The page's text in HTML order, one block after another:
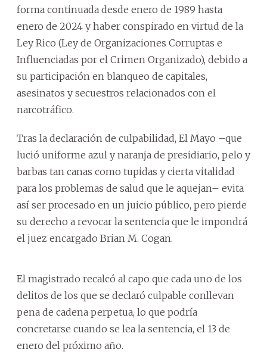
forma continuada desde enero de 1989 hasta
enero de 2024 y haber conspirado en virtud de la
Ley Rico (Ley de Organizaciones Corruptas e
Influenciadas por el Crimen Organizado), debido a
su participación en blanqueo de capitales,
asesinatos y secuestros relacionados con el
narcotráfico.
Tras la declaración de culpabilidad, El Mayo –que
lució uniforme azul y naranja de presidiario, pelo y
barbas tan canas como tupidas y cierta vitalidad
para los problemas de salud que le aquejan– evita
así ser procesado en un juicio público, pero pierde
su derecho a revocar la sentencia que le impondrá
el juez encargado Brian M. Cogan.
El magistrado recalcó al capo que cada uno de los
delitos de los que se declaró culpable conllevan
pena de cadena perpetua, lo que podría
concretarse cuando se lea la sentencia, el 13 de
enero del próximo año.